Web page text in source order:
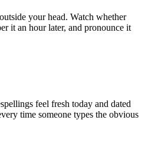
your head. Watch whether
it an hour later, and pronounce it
feel fresh today and dated
time someone types the obvious